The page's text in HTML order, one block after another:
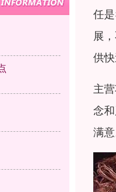
任
展
供
主
念
满